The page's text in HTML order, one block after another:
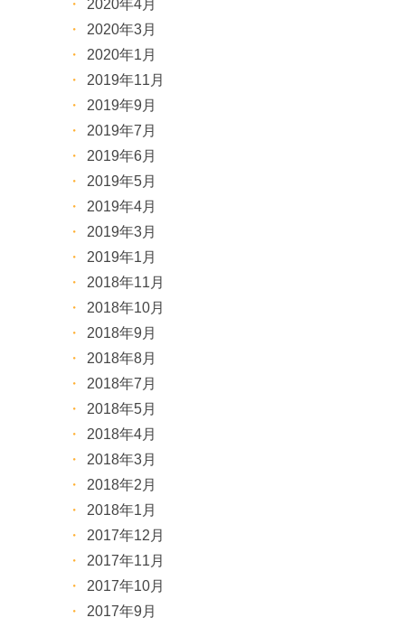
2020年4月
2020年3月
2020年1月
2019年11月
2019年9月
2019年7月
2019年6月
2019年5月
2019年4月
2019年3月
2019年1月
2018年11月
2018年10月
2018年9月
2018年8月
2018年7月
2018年5月
2018年4月
2018年3月
2018年2月
2018年1月
2017年12月
2017年11月
2017年10月
2017年9月